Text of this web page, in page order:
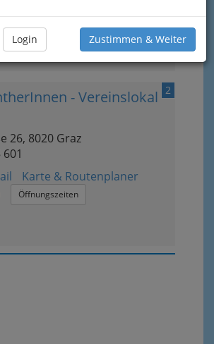
Login Zustimmen & Weiter
2
- Vereinslokal
26, 8020 Graz
Karte & Routenplaner
Öffnungszeiten